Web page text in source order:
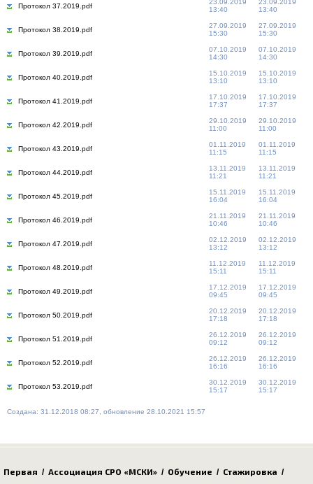
Протокол 37.2019.pdf
23.09.2019
13:40
23.09.2019
13:40
Протокол 38.2019.pdf
27.09.2019
15:30
27.09.2019
15:30
Протокол 39.2019.pdf
07.10.2019
14:30
07.10.2019
14:30
Протокол 40.2019.pdf
15.10.2019
13:10
15.10.2019
13:10
Протокол 41.2019.pdf
17.10.2019
17:37
17.10.2019
17:37
Протокол 42.2019.pdf
29.10.2019
11:00
29.10.2019
11:00
Протокол 43.2019.pdf
01.11.2019
11:15
01.11.2019
11:15
Протокол 44.2019.pdf
13.11.2019
11:21
13.11.2019
11:21
Протокол 45.2019.pdf
15.11.2019
16:04
15.11.2019
16:04
Протокол 46.2019.pdf
21.11.2019
10:46
21.11.2019
10:46
Протокол 47.2019.pdf
02.12.2019
13:12
02.12.2019
13:12
Протокол 48.2019.pdf
11.12.2019
15:11
11.12.2019
15:11
Протокол 49.2019.pdf
17.12.2019
09:45
17.12.2019
09:45
Протокол 50.2019.pdf
20.12.2019
17:18
20.12.2019
17:18
Протокол 51.2019.pdf
26.12.2019
09:12
26.12.2019
09:12
Протокол 52.2019.pdf
26.12.2019
16:16
26.12.2019
16:16
Протокол 53.2019.pdf
30.12.2019
15:17
30.12.2019
15:17
Создана: 31.12.2018 08:27, обновление 28.10.2021 15:57
Первая / Ассоциация СРО «МСКИ» / Обучение / Стажировка /